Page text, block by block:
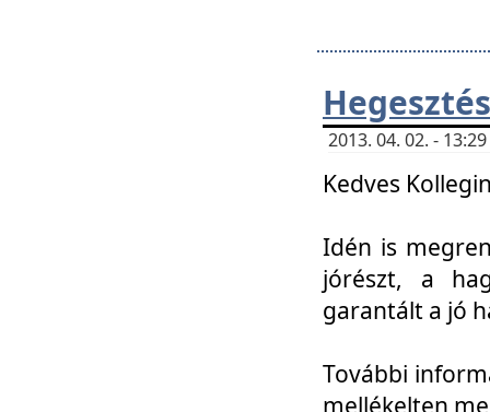
2013. 04. 02. -
Kedves
Idén is
jórészt, a
garantált a jó
További
mellékelten